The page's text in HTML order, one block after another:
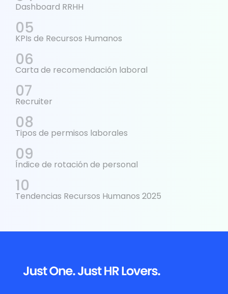
Dashboard RRHH
KPIs de Recursos Humanos
Carta de recomendación laboral
Recruiter
Tipos de permisos laborales
Índice de rotación de personal
Tendencias Recursos Humanos 2025
Footer